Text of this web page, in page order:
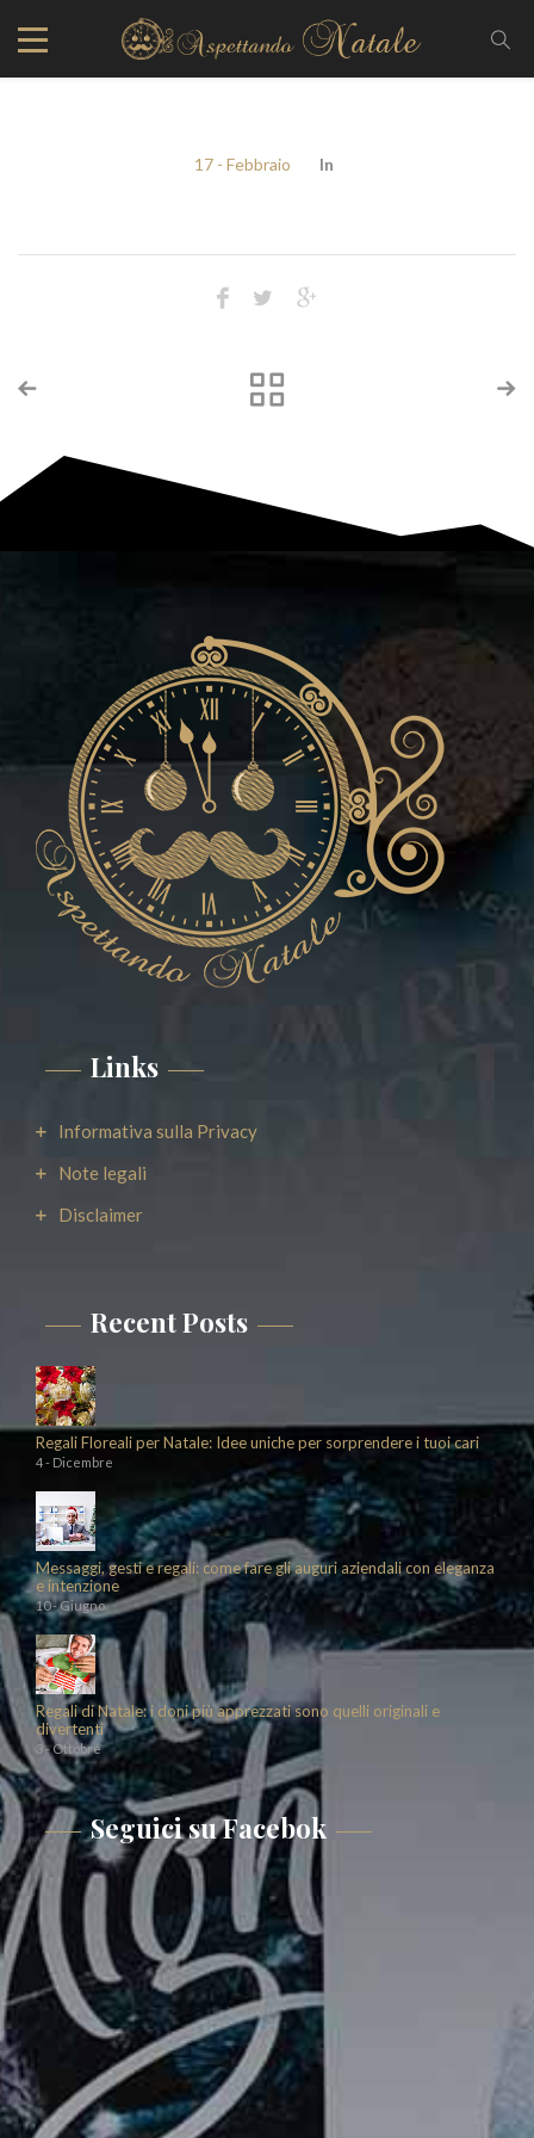
17 - Febbraio In
Links
Informativa sulla Privacy
Note legali
Disclaimer
Recent Posts
Regali Floreali per Natale: Idee uniche per sorprendere i tuoi cari
4 - Dicembre
Messaggi, gesti e regali: come fare gli auguri aziendali con eleganza
e intenzione
10 - Giugno
Regali di Natale: i doni più apprezzati sono quelli originali e
divertenti
3 - Ottobre
Seguici su Facebok